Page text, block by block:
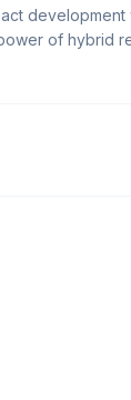
development
of hybrid